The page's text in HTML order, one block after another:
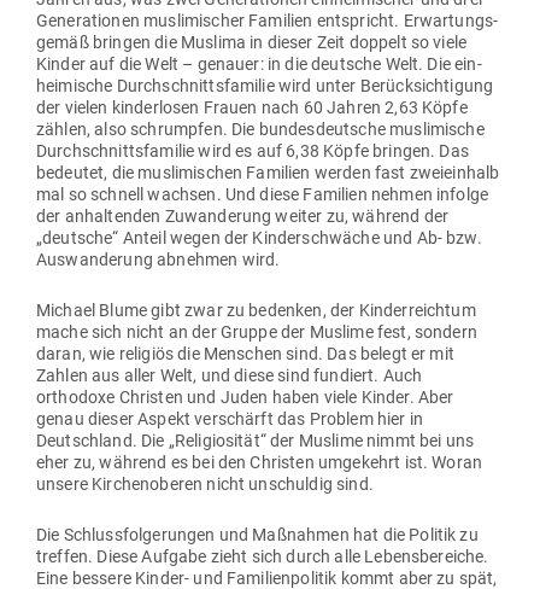
Gene­ra­tionen mus­li­mi­scher Familien ent­spricht. Erwar­tungs­
gemäß bringen die Muslima in dieser Zeit doppelt so viele
Kinder auf die Welt – genauer: in die deutsche Welt. Die ein­
hei­mische Durch­schnitts­fa­milie wird unter Berück­sich­tigung
der vielen kin­der­losen Frauen nach 60 Jahren 2,63 Köpfe
zählen, also schrumpfen. Die bun­des­deutsche mus­li­mische
Durch­schnitts­fa­milie wird es auf 6,38 Köpfe bringen. Das
bedeutet, die mus­li­mi­schen Familien werden fast zwei­einhalb
mal so schnell wachsen. Und diese Familien nehmen infolge
der anhal­tenden Zuwan­derung weiter zu, während der
„deutsche“ Anteil wegen der Kin­der­schwäche und Ab- bzw.
Aus­wan­derung abnehmen wird.
Michael Blume gibt zwar zu bedenken, der Kin­der­reichtum
mache sich nicht an der Gruppe der Muslime fest, sondern
daran, wie religiös die Men­schen sind. Das belegt er mit
Zahlen aus aller Welt, und diese sind fun­diert. Auch
orthodoxe Christen und Juden haben viele Kinder. Aber
genau dieser Aspekt ver­schärft das Problem hier in
Deutschland. Die „Reli­gio­sität“ der Muslime nimmt bei uns
eher zu, während es bei den Christen umge­kehrt ist. Woran
unsere Kir­chen­oberen nicht unschuldig sind.
Die Schluss­fol­ge­rungen und Maß­nahmen hat die Politik zu
treffen. Diese Aufgabe zieht sich durch alle Lebens­be­reiche.
Eine bessere Kinder- und Fami­li­en­po­litik kommt aber zu spät,